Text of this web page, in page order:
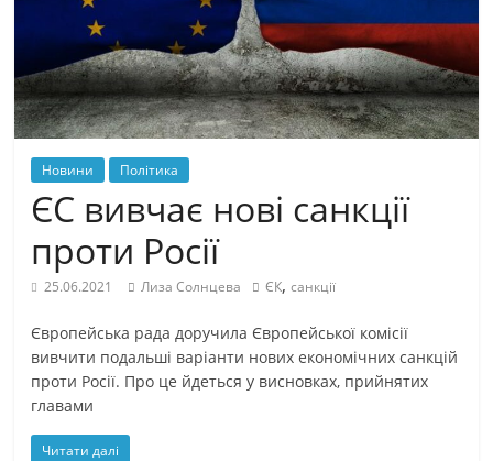
Новини Політика
ЄС вивчає нові санкції
проти Росії
25.06.2021 Лиза Солнцева ЄК,санкції
Європейська рада доручила Європейської комісії
вивчити подальші варіанти нових економічних санкцій
проти Росії. Про це йдеться у висновках, прийнятих
главами
Читати далі